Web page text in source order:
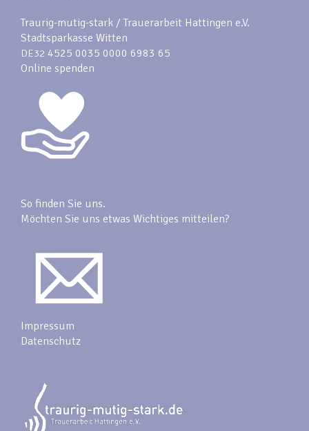
Traurig-mutig-stark / Trauerarbeit Hattingen e.V.
Stadtsparkasse Witten
DE32 4525 0035 0000 6983 65
Online spenden
So finden Sie uns.
Möchten Sie uns etwas Wichtiges mitteilen?
Impressum
Datenschutz